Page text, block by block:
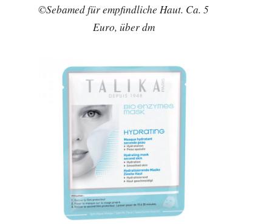
©Sebamed für empfindliche Haut. Ca. 5
Euro, über dm